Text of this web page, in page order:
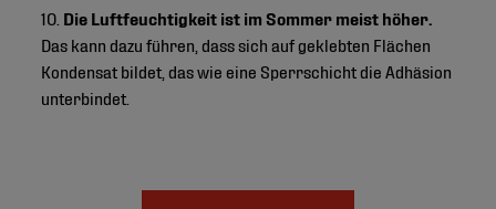
10. Die Luftfeuchtigkeit ist im Sommer meist höher.
Das kann dazu führen, dass sich auf geklebten Flächen
Kondensat bildet, das wie eine Sperrschicht die Adhäsion
unterbindet.